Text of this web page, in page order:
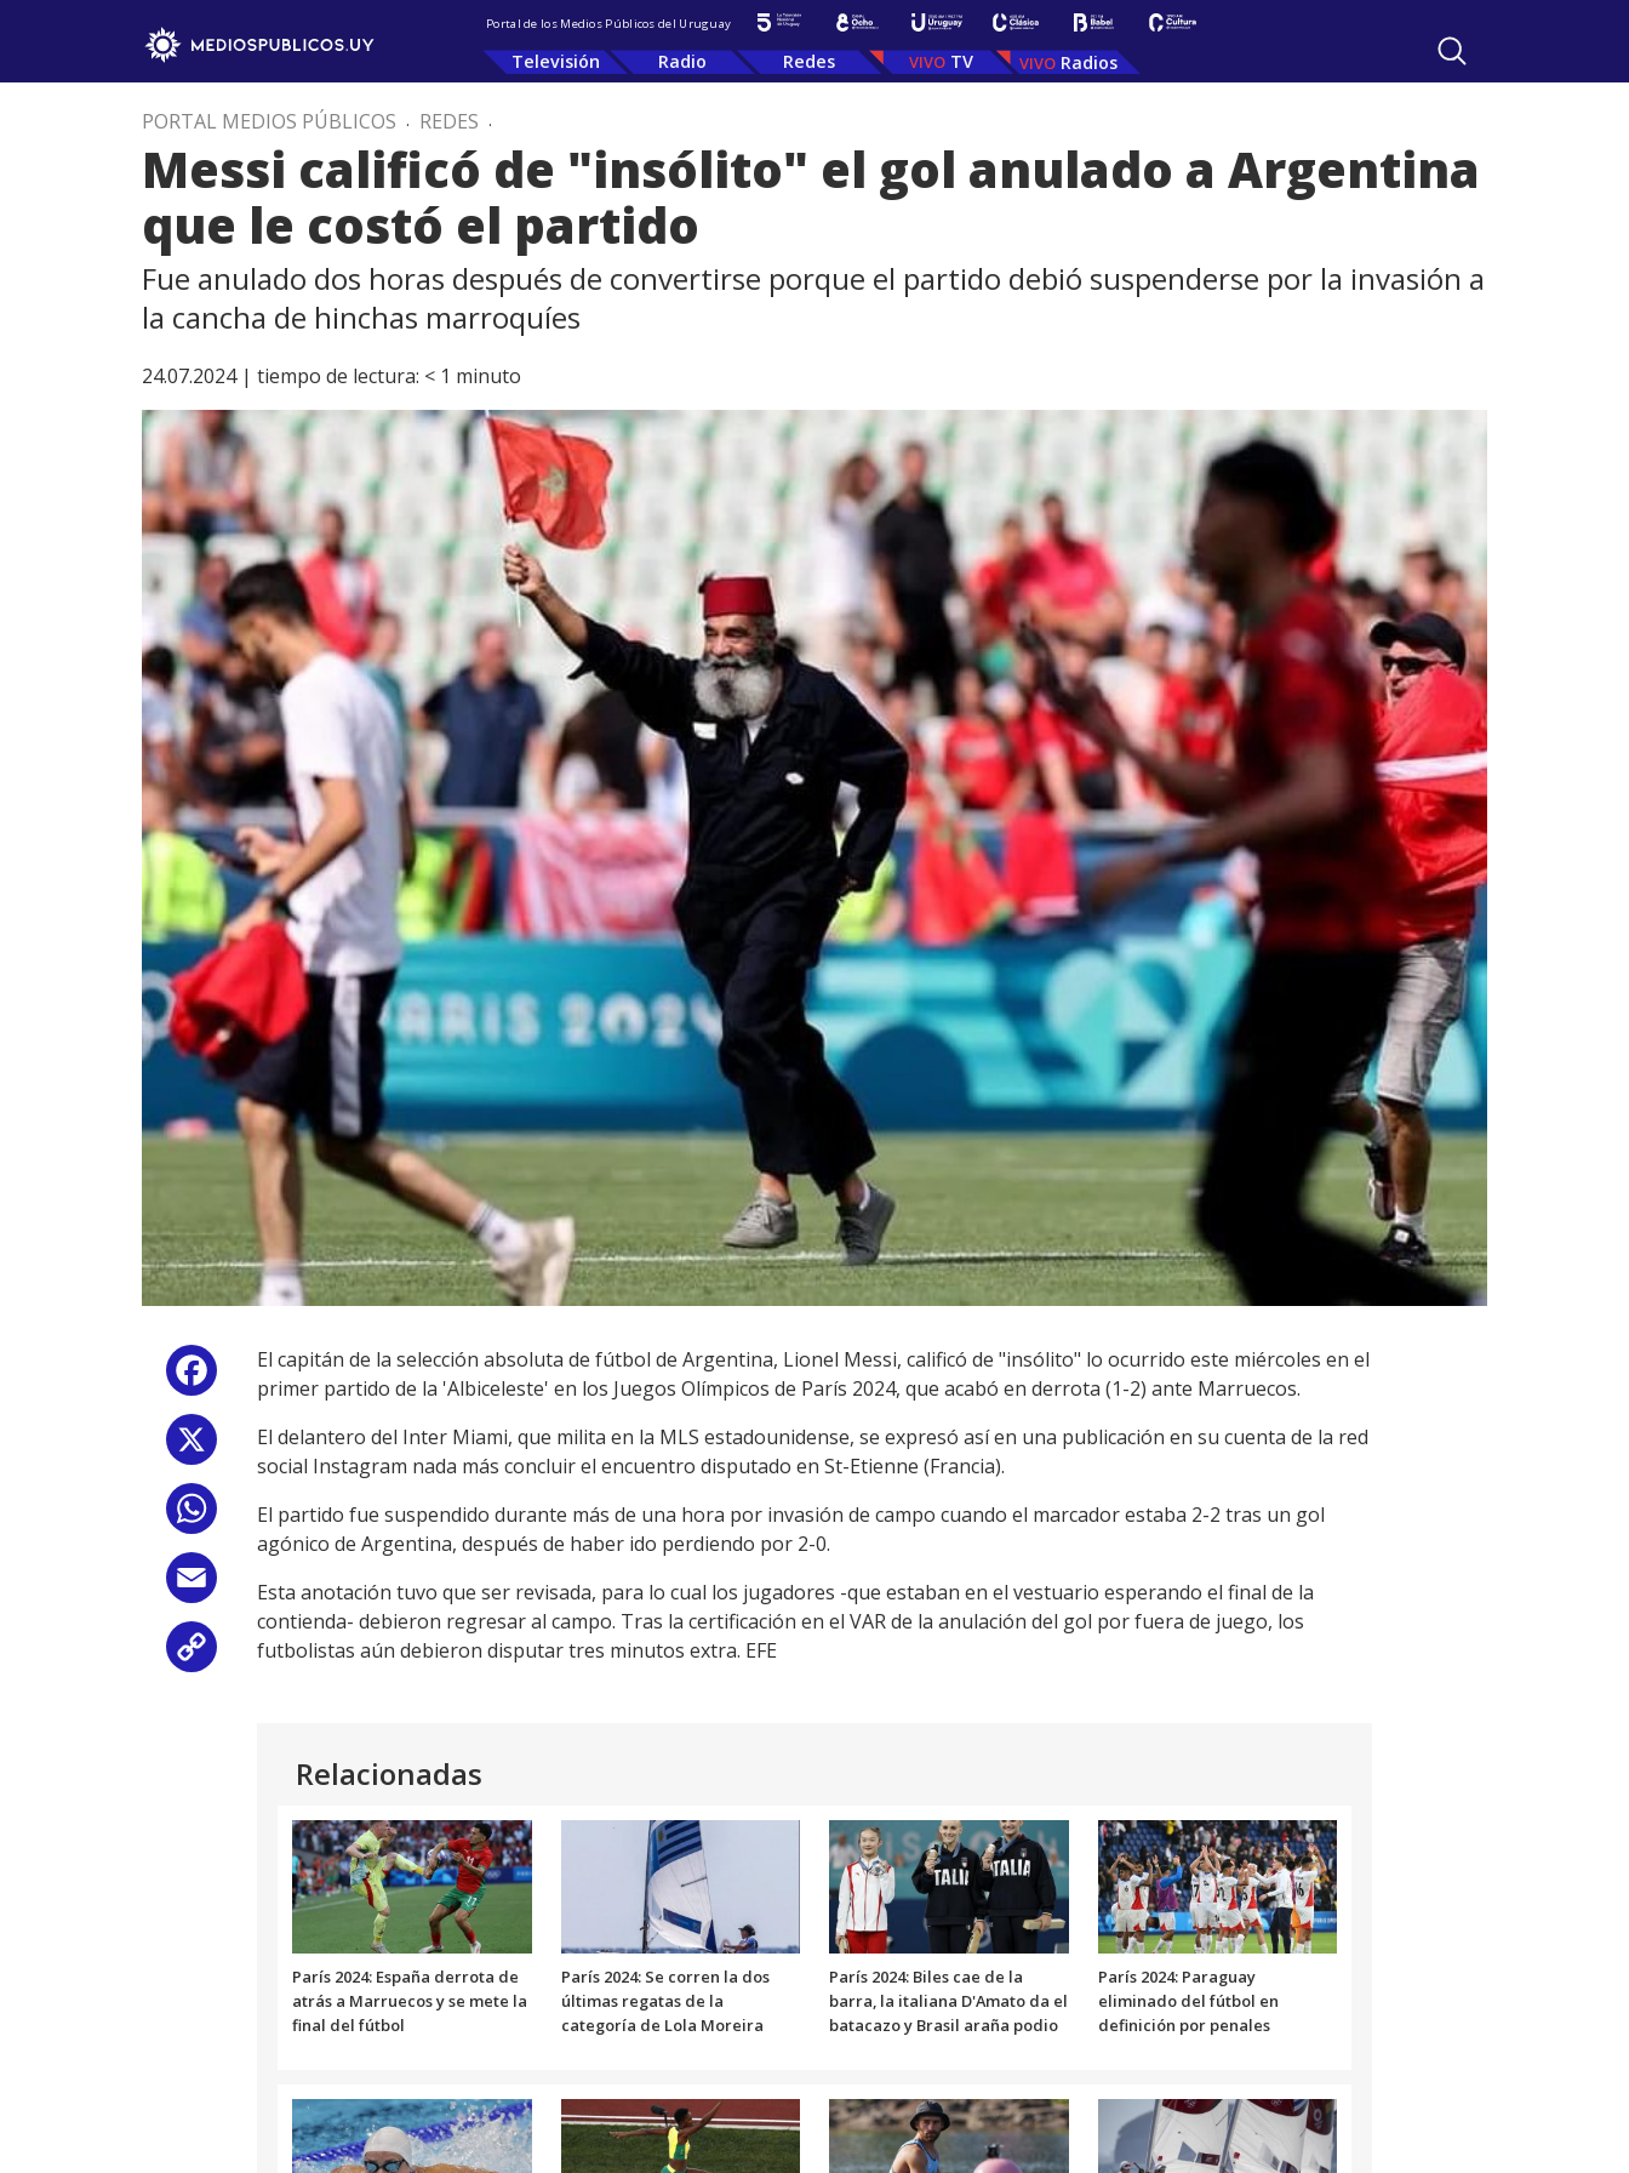
Portal de los Medios Públicos del Uruguay
Televisión Radio Redes TV Radios
PORTAL MEDIOS PÚBLICOS . REDES .
Messi calificó de "insólito" el gol anulado a Argentina
que le costó el partido
Fue anulado dos horas después de convertirse porque el partido debió suspenderse por la invasión a
la cancha de hinchas marroquíes
24.07.2024 | tiempo de lectura: < 1 minuto
Facebook
WhatsApp
Email
Copy
El capitán de la selección absoluta de fútbol de Argentina, Lionel Messi, calificó de "insólito" lo ocurrido este miércoles en el
primer partido de la 'Albiceleste' en los Juegos Olímpicos de París 2024, que acabó en derrota (1-2) ante Marruecos.
El delantero del Inter Miami, que milita en la MLS estadounidense, se expresó así en una publicación en su cuenta de la red
social Instagram nada más concluir el encuentro disputado en St-Etienne (Francia).
El partido fue suspendido durante más de una hora por invasión de campo cuando el marcador estaba 2-2 tras un gol
agónico de Argentina, después de haber ido perdiendo por 2-0.
Esta anotación tuvo que ser revisada, para lo cual los jugadores -que estaban en el vestuario esperando el final de la
contienda- debieron regresar al campo. Tras la certificación en el VAR de la anulación del gol por fuera de juego, los
futbolistas aún debieron disputar tres minutos extra. EFE
Relacionadas
París 2024: España derrota de
atrás a Marruecos y se mete la
final del fútbol
París 2024: Se corren la dos
últimas regatas de la
categoría de Lola Moreira
París 2024: Biles cae de la
barra, la italiana D'Amato da el
batacazo y Brasil araña podio
París 2024: Paraguay
eliminado del fútbol en
definición por penales